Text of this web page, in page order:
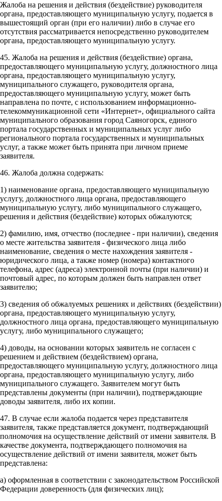
Жалоба на решения и действия (бездействие) руководителя
органа, предоставляющего муниципальную услугу, подается в
вышестоящий орган (при его наличии) либо в случае его
отсутствия рассматривается непосредственно руководителем
органа, предоставляющего муниципальную услугу.
45. Жалоба на решения и действия (бездействие) органа,
предоставляющего муниципальную услугу, должностного лица
органа, предоставляющего муниципальную услугу,
муниципального служащего, руководителя органа,
предоставляющего муниципальную услугу, может быть
направлена по почте, с использованием информационно-
телекоммуникационной сети «Интернет», официального сайта
муниципального образования город Саяногорск, единого
портала государственных и муниципальных услуг либо
регионального портала государственных и муниципальных
услуг, а также может быть принята при личном приеме
заявителя.
46. Жалоба должна содержать:
1) наименование органа, предоставляющего муниципальную
услугу, должностного лица органа, предоставляющего
муниципальную услугу, либо муниципального служащего,
решения и действия (бездействие) которых обжалуются;
2) фамилию, имя, отчество (последнее - при наличии), сведения
о месте жительства заявителя - физического лица либо
наименование, сведения о месте нахождения заявителя -
юридического лица, а также номер (номера) контактного
телефона, адрес (адреса) электронной почты (при наличии) и
почтовый адрес, по которым должен быть направлен ответ
заявителю;
3) сведения об обжалуемых решениях и действиях (бездействии)
органа, предоставляющего муниципальную услугу,
должностного лица органа, предоставляющего муниципальную
услугу, либо муниципального служащего;
4) доводы, на основании которых заявитель не согласен с
решением и действием (бездействием) органа,
предоставляющего муниципальную услугу, должностного лица
органа, предоставляющего муниципальную услугу, либо
муниципального служащего. Заявителем могут быть
представлены документы (при наличии), подтверждающие
доводы заявителя, либо их копии.
47. В случае если жалоба подается через представителя
заявителя, также представляется документ, подтверждающий
полномочия на осуществление действий от имени заявителя. В
качестве документа, подтверждающего полномочия на
осуществление действий от имени заявителя, может быть
представлена:
а) оформленная в соответствии с законодательством Российской
Федерации доверенность (для физических лиц);